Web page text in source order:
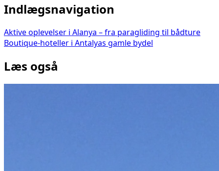
Indlægsnavigation
Aktive oplevelser i Alanya – fra paragliding til bådture
Boutique-hoteller i Antalyas gamle bydel
Læs også